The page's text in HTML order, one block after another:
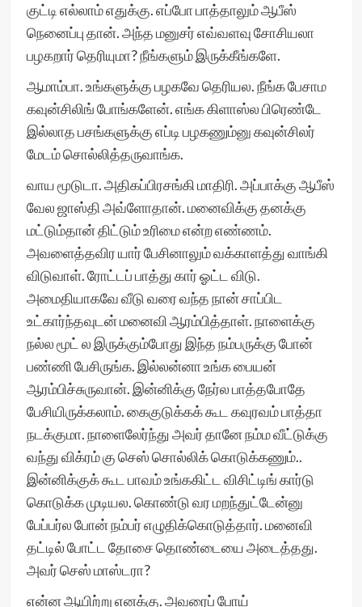
குட்டி எல்லாம் எதுக்கு. எப்போ பாத்தாலும் ஆபீஸ்
நெனைப்பு தான். அந்த மனுசர் எவ்வளவு சோசியலா
பழகறார் தெரியுமா? நீங்களும் இருக்கீங்களே.
ஆமாம்பா. உங்களுக்கு பழகவே தெரியல. நீங்க பேசாம
கவுன்சிலிங் போங்களேன். எங்க கிளாஸ்ல பிரெண்டே
இல்லாத பசங்களுக்கு எப்டி பழகணும்னு கவுன்சிலர்
மேடம் சொல்லித்தருவாங்க.
வாய மூடுடா. அதிகப்பிரசங்கி மாதிரி. அப்பாக்கு ஆபீஸ்
வேல ஜாஸ்தி அவ்ளோதான். மனைவிக்கு தனக்கு
மட்டும்தான் திட்டும் உரிமை என்ற எண்ணம்.
அவளைத்தவிர யார் பேசினாலும் வக்காளத்து வாங்கி
விடுவாள். ரோட்டப் பாத்து கார் ஓட்ட விடு.
அமைதியாகவே வீடு வரை வந்த நான் சாப்பிட
உட்கார்ந்தவுடன் மனைவி ஆரம்பித்தாள். நாளைக்கு
நல்ல மூட் ல இருக்கும்போது இந்த நம்பருக்கு போன்
பண்ணி பேசிருங்க. இல்லன்னா உங்க பையன்
ஆரம்பிச்சுருவான். இன்னிக்கு நேர்ல பாத்தபோதே
பேசியிருக்கலாம். கைகுடுக்கக் கூட கவுரவம் பாத்தா
நடக்குமா. நாளைலேர்ந்து அவர் தானே நம்ம வீட்டுக்கு
வந்து விக்ரம் கு செஸ் சொல்லிக் கொடுக்கணும்..
இன்னிக்குக் கூட பாவம் உங்ககிட்ட விசிட்டிங் கார்டு
கொடுக்க முடியல. கொண்டு வர மறந்துட்டேன்னு
பேப்பர்ல போன் நம்பர் எழுதிக்கொடுத்தார். மனைவி
தட்டில் போட்ட தோசை தொண்டையை அடைத்தது.
அவர் செஸ் மாஸ்டரா?
என்ன ஆயிற்று எனக்கு. அவரைப் போய்